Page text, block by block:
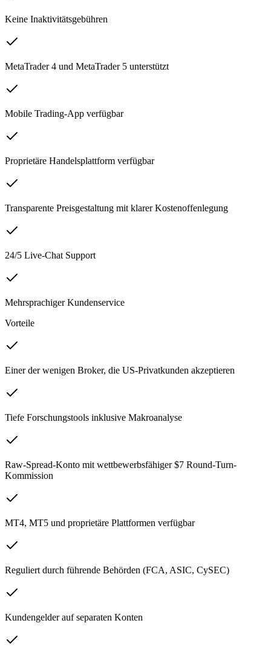
Keine Inaktivitätsgebühren
MetaTrader 4 und MetaTrader 5 unterstützt
Mobile Trading-App verfügbar
Proprietäre Handelsplattform verfügbar
Transparente Preisgestaltung mit klarer Kostenoffenlegung
24/5 Live-Chat Support
Mehrsprachiger Kundenservice
Vorteile
Einer der wenigen Broker, die US-Privatkunden akzeptieren
Tiefe Forschungstools inklusive Makroanalyse
Raw-Spread-Konto mit wettbewerbsfähiger $7 Round-Turn-
Kommission
MT4, MT5 und proprietäre Plattformen verfügbar
Reguliert durch führende Behörden (FCA, ASIC, CySEC)
Kundengelder auf separaten Konten